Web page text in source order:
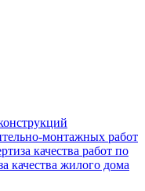
монтажных работ
качества работ по
качества жилого дома